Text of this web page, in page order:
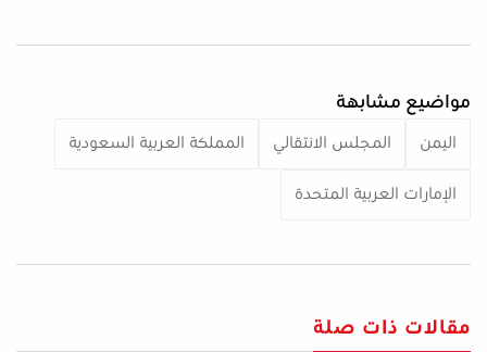
مواضيع مشابهة
اليمن المجلس الانتقالي المملكة العربية السعودية
الإمارات العربية المتحدة
مقالات ذات صلة